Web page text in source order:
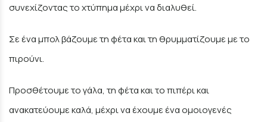
συνεχίζοντας το χτύπημα μέχρι να διαλυθεί.
Σε ένα μπολ βάζουμε τη φέτα και τη θρυμματίζουμε με το
πιρούνι.
Προσθέτουμε το γάλα, τη φέτα και το πιπέρι και
ανακατεύουμε καλά, μέχρι να έχουμε ένα ομοιογενές